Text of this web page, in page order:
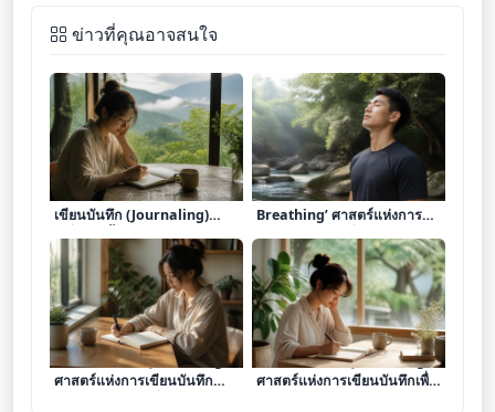
ข่าวที่คุณอาจสนใจ
ศิลปะแห่งการพักผ่อนด้วยการ
เขียนบันทึก (Journaling)
เครื่องมือฟื้นฟูจิตใจในยุคเร่งรีบ
เจาะลึก ‘การทำ Nose
Breathing’ ศาสตร์แห่งการฝึก
หายใจทางจมูกเพื่อยกระดับ
ออกซิเจนและเสริมสมรรถนะ
ร่างกาย
เจาะลึก ‘การทำ Journaling’
ศาสตร์แห่งการเขียนบันทึก
เจาะลึก ‘การทำ Journaling’
ศาสตร์แห่งการเขียนบันทึกเพื่อ